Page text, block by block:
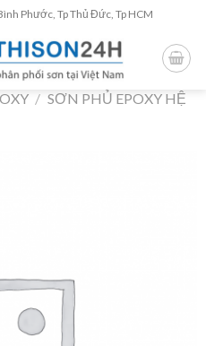
Phước, Tp Thủ Đức, Tp HCM
/ SƠN PHỦ EPOXY HỆ